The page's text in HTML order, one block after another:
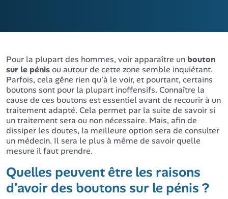
Pour la plupart des hommes, voir apparaître un bouton
sur le pénisou autour de cette zone semble inquiétant.
Parfois, cela gêne rien qu'à le voir, et pourtant, certains
boutons sont pour la plupart inoffensifs. Connaître la
cause de ces boutons est essentiel avant de recourir à un
traitement adapté. Cela permet par la suite de savoir si
un traitement sera ou non nécessaire. Mais, afin de
dissiper les doutes, la meilleure option sera de consulter
un médecin. Il sera le plus à même de savoir quelle
mesure il faut prendre.
Quelles peuvent être les raisons
d'avoir des boutons sur le pénis ?